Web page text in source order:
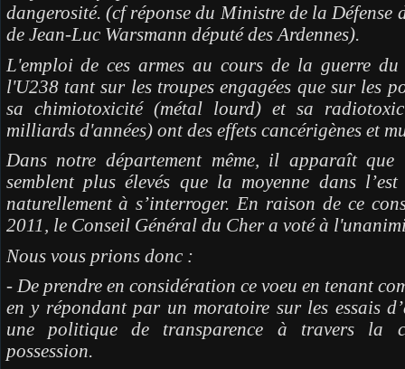
dangerosité. (cf réponse du Ministre de la
de Jean-Luc Warsmann député des Ardennes).
L'emploi de ces armes au cours de la guerre
l'U238 tant sur les troupes engagées que sur les
sa chimiotoxicité (métal lourd) et sa
milliards d'années) ont des effets cancérigènes et
Dans notre département même, il apparaît
semblent plus élevés que la moyenne dans
naturellement à s’interroger. En raison de ce
2011, le Conseil Général du Cher a voté à
Nous vous prions donc :
- De prendre en considération ce voeu en tenant
en y répondant par un moratoire sur les essais
une politique de transparence à travers la
possession.